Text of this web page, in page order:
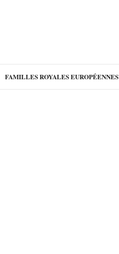
FAMILLES ROYALES EUROPÉENNES